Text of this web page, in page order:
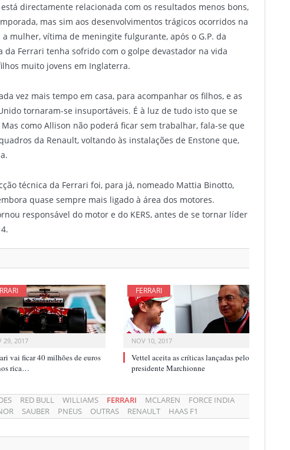
directamente relacionada com os resultados menos bons,
mas sim aos desenvolvimentos trágicos ocorridos na
mulher, vítima de meningite fulgurante, após o G.P. da
Ferrari tenha sofrido com o golpe devastador na vida
muito jovens em Inglaterra.
vez mais tempo em casa, para acompanhar os filhos, e as
tornaram-se insuportáveis. É à luz de tudo isto que se
como Allison não poderá ficar sem trabalhar, fala-se que
da Renault, voltando às instalações de Enstone que,
técnica da Ferrari foi, para já, nomeado Mattia Binotto,
quase sempre mais ligado à área dos motores.
responsável do motor e do KERS, antes de se tornar líder
29, 2017
vai ficar 40 milhões de euros
rica…
FERRARI
NOV 10, 2017
Vettel aceita as críticas lançadas pelo
presidente Marchionne
RED BULL WILLIAMS FERRARI MCLAREN
FORCE INDIA
SAUBER PNEUS OUTRAS RENAULT HAAS F1